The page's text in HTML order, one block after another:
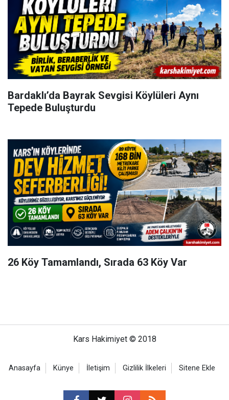
Bardaklı’da Bayrak Sevgisi Köylüleri Aynı
Tepede Buluşturdu
26 Köy Tamamlandı, Sırada 63 Köy Var
Kars Hakimiyet © 2018
Anasayfa Künye İletişim Gizlilik İlkeleri Sitene Ekle